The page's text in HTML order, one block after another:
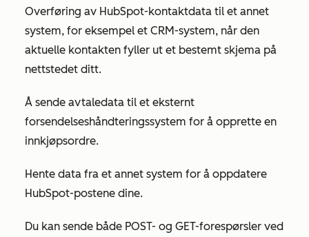
Overføring av HubSpot-kontaktdata til et annet
system, for eksempel et CRM-system, når den
aktuelle kontakten fyller ut et bestemt skjema på
nettstedet ditt.
Å sende avtaledata til et eksternt
forsendelseshåndteringssystem for å opprette en
innkjøpsordre.
Hente data fra et annet system for å oppdatere
HubSpot-postene dine.
Du kan sende både POST- og GET-forespørsler ved